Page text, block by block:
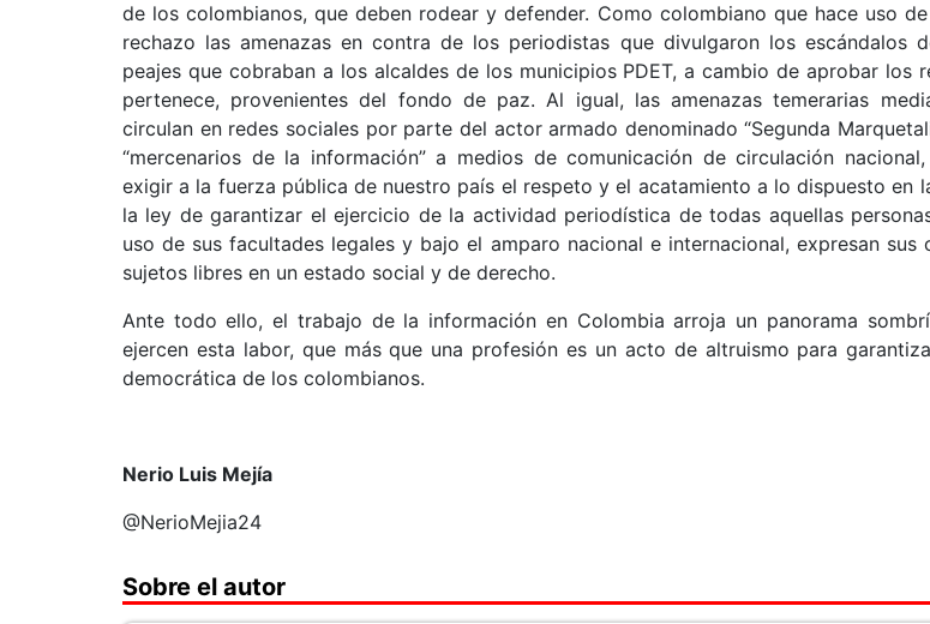
de los colombianos, que deben rodear y defender. Como colombiano que hace uso
rechazo las amenazas en contra de los periodistas que divulgaron los escándalos
peajes que cobraban a los alcaldes de los municipios PDET, a cambio de aprobar los
pertenece, provenientes del fondo de paz. Al igual, las amenazas temerarias
circulan en redes sociales por parte del actor armado denominado “Segunda
“mercenarios de la información” a medios de comunicación de circulación
exigir a la fuerza pública de nuestro país el respeto y el acatamiento a lo dispuesto en
la ley de garantizar el ejercicio de la actividad periodística de todas aquellas
uso de sus facultades legales y bajo el amparo nacional e internacional, expresan sus
sujetos libres en un estado social y de derecho.
Ante todo ello, el trabajo de la información en Colombia arroja un panorama
ejercen esta labor, que más que una profesión es un acto de altruismo para
democrática de los colombianos.
Nerio Luis Mejía
@NerioMejia24
Sobre el autor